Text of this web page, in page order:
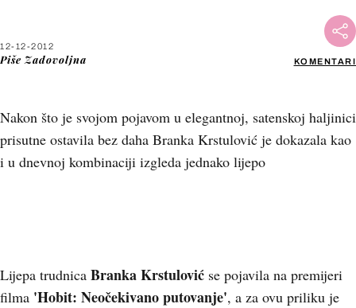
12-12-2012
Piše Zadovoljna KOMENTARI
Nakon što je svojom pojavom u elegantnoj, satenskoj haljinici
prisutne ostavila bez daha Branka Krstulović je dokazala kao
i u dnevnoj kombinaciji izgleda jednako lijepo
Lijepa trudnica Branka Krstulović se pojavila na premijeri
filma 'Hobit: Neočekivano putovanje', a za ovu priliku je